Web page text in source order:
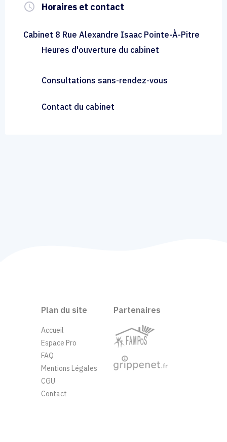
query_builder Horaires et contact
Cabinet 8 Rue Alexandre Isaac Pointe-À-Pitre
Heures d'ouverture du cabinet
Consultations sans-rendez-vous
Contact du cabinet
Plan du site
Accueil
Espace Pro
FAQ
Mentions Légales
CGU
Contact
Partenaires